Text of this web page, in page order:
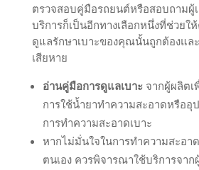
ตรวจสอบคู่มือรถยนต์หรือสอบถามผู้
บริการก็เป็นอีกทางเลือกหนึ่งที่ช่วยใ
ดูแลรักษาเบาะของคุณนั้นถูกต้องแล
เสียหาย
อ่านคู่มือการดูแลเบาะ จากผู้ผลิตเ
การใช้น้ำยาทำความสะอาดหรือ
การทำความสะอาดเบาะ
หากไม่มั่นใจในการทำความสะอา
ตนเอง ควรพิจารณาใช้บริการจา